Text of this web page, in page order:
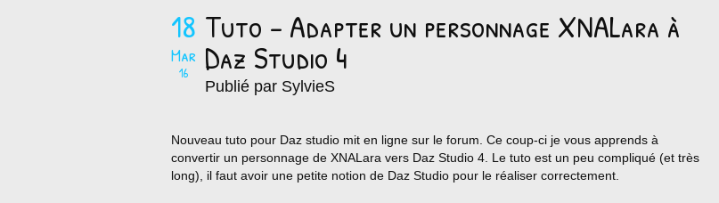
18
Mar
16
Tuto - Adapter un personnage XNALara à
Daz Studio 4
Publié par SylvieS
Nouveau tuto pour Daz studio mit en ligne sur le forum. Ce coup-ci je vous apprends à
convertir un personnage de XNALara vers Daz Studio 4. Le tuto est un peu compliqué (et très
long), il faut avoir une petite notion de Daz Studio pour le réaliser correctement.